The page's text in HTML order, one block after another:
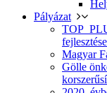
Pályázat
Magyar
Gölle